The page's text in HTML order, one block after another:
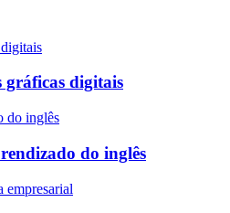
gráficas digitais
do inglês